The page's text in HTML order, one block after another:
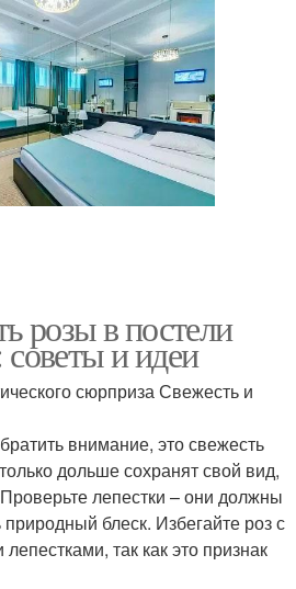
розы в постели
и идеи
сюрприза Свежесть и
внимание, это свежесть
дольше сохранят свой вид,
лепестки – они должны
блеск. Избегайте роз с
так как это признак